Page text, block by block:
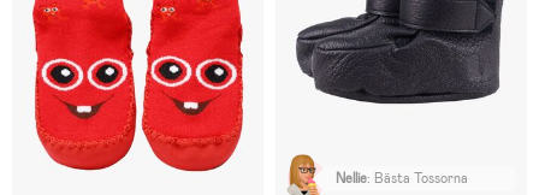
Nellie: Bästa Tossorna